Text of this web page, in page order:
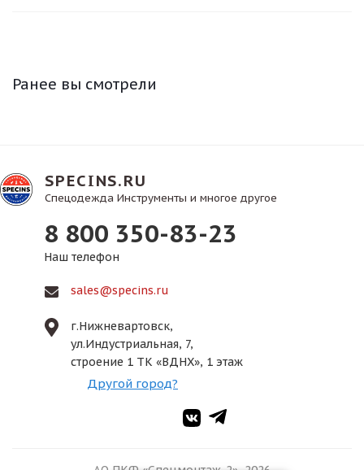
Ранее вы смотрели
SPECINS.RU
Спецодежда Инструменты и многое другое
8 800 350-83-23
Наш телефон
sales@specins.ru
г.Нижневартовск,
ул.Индустриальная, 7,
строение 1 ТК «ВДНХ», 1 этаж
Другой город?